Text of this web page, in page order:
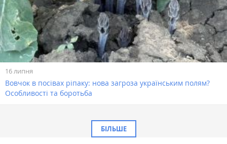
16 липня
Вовчок в посівах ріпаку: нова загроза українським полям?
Особливості та боротьба
БІЛЬШЕ